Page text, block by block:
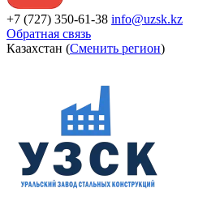
+7 (727) 350-61-38 info@uzsk.kz
Обратная связь
Казахстан (Сменить регион)